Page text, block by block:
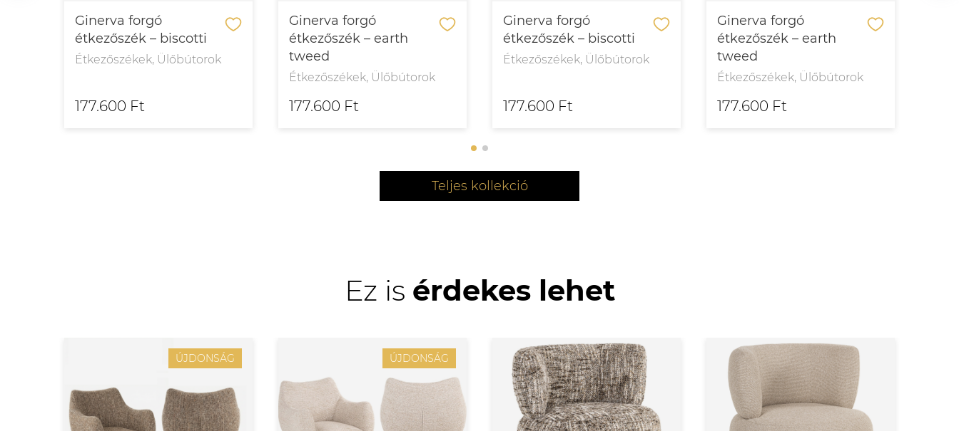
Ginerva forgó
étkezőszék – biscotti
Étkezőszékek, Ülőbútorok
177.600 Ft
Ginerva forgó
étkezőszék – earth
tweed
Étkezőszékek, Ülőbútorok
177.600 Ft
Ginerva forgó
étkezőszék – biscotti
Étkezőszékek, Ülőbútorok
177.600 Ft
Ginerva forgó
étkezőszék – earth
tweed
Étkezőszékek, Ülőbútorok
177.600 Ft
Teljes kollekció
Ez is érdekes lehet
ÚJDONSÁG ÚJDONSÁG